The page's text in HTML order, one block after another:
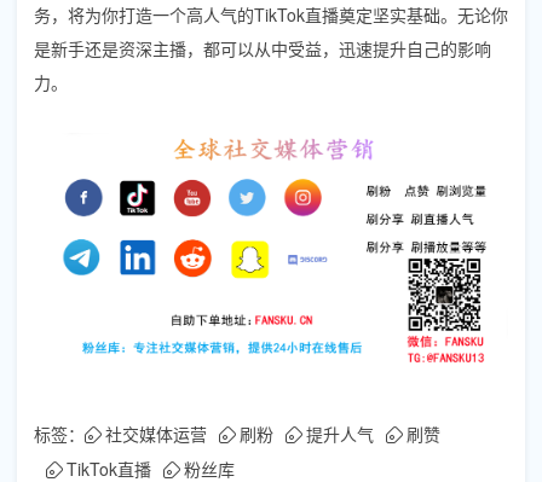
务，将为你打造一个高人气的TikTok直播奠定坚实基础。无论你
是新手还是资深主播，都可以从中受益，迅速提升自己的影响
力。
标签： 社交媒体运营 刷粉 提升人气
刷赞
TikTok直播
粉丝库